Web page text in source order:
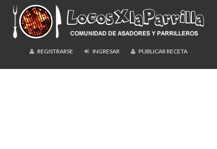
REGISTRARSE INGRESAR PUBLICAR RECETA